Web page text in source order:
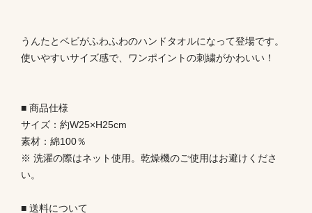
うんたとベビがふわふわのハンドタオルになって登場です。
使いやすいサイズ感で、ワンポイントの刺繍がかわいい！
■ 商品仕様
サイズ：約W25×H25cm
素材：綿100％
※ 洗濯の際はネット使用。乾燥機のご使用はお避けくださ
い。
■ 送料について